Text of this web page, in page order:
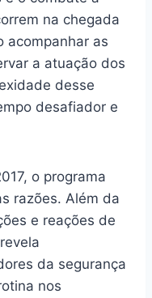
na chegada
acompanhar as
a atuação dos
desse
desafiador e
o programa
razões. Além da
e reações de
da segurança
nos